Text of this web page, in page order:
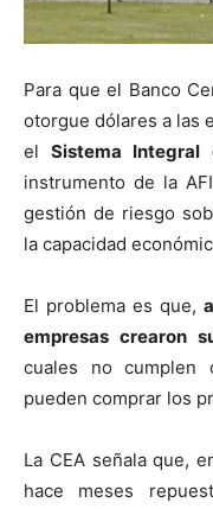
Para que el Banco
otorgue dólares a las
elSistema Integral
instrumento de la
gestión de riesgo
la capacidad
El problema es que,
empresas crearon
cuales no cumplen
pueden comprar los
La CEA señala que,
hace meses